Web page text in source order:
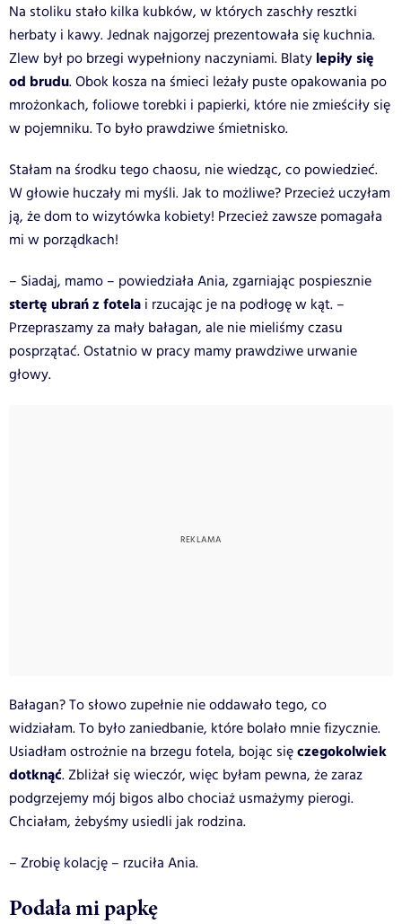
Na stoliku stało kilka kubków, w których zaschły resztki
herbaty i kawy. Jednak najgorzej prezentowała się kuchnia.
Zlew był po brzegi wypełniony naczyniami. Blaty lepiły się
od brudu. Obok kosza na śmieci leżały puste opakowania po
mrożonkach, foliowe torebki i papierki, które nie zmieściły się
w pojemniku. To było prawdziwe śmietnisko.
Stałam na środku tego chaosu, nie wiedząc, co powiedzieć.
W głowie huczały mi myśli. Jak to możliwe? Przecież uczyłam
ją, że dom to wizytówka kobiety! Przecież zawsze pomagała
mi w porządkach!
– Siadaj, mamo – powiedziała Ania, zgarniając pospiesznie
stertę ubrań z fotela i rzucając je na podłogę w kąt. –
Przepraszamy za mały bałagan, ale nie mieliśmy czasu
posprzątać. Ostatnio w pracy mamy prawdziwe urwanie
głowy.
Bałagan? To słowo zupełnie nie oddawało tego, co
widziałam. To było zaniedbanie, które bolało mnie fizycznie.
Usiadłam ostrożnie na brzegu fotela, bojąc sięczegokolwiek
dotknąć. Zbliżał się wieczór, więc byłam pewna, że zaraz
podgrzejemy mój bigos albo chociaż usmażymy pierogi.
Chciałam, żebyśmy usiedli jak rodzina.
– Zrobię kolację – rzuciła Ania.
Podała mi papkę